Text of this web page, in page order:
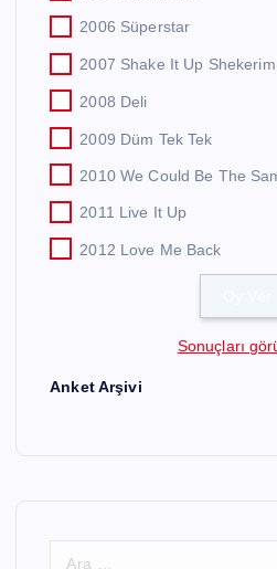
2006 Süperstar
2007 Shake It Up Shekerim
2008 Deli
2009 Düm Tek Tek
2010 We Could Be The
2011 Live It Up
2012 Love Me Back
Sonuçları
Anket Arşivi